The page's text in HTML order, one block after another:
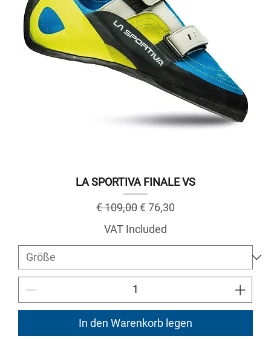
LA SPORTIVA FINALE VS
Regular Price
€ 109,00Sale Price
€ 76,30
VAT Included
In den Warenkorb legen